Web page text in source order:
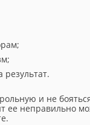
результат.
и не
ее неправильно